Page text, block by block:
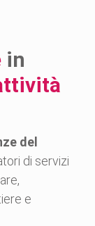
Esporta i
consulente
in
del
di servizi
e